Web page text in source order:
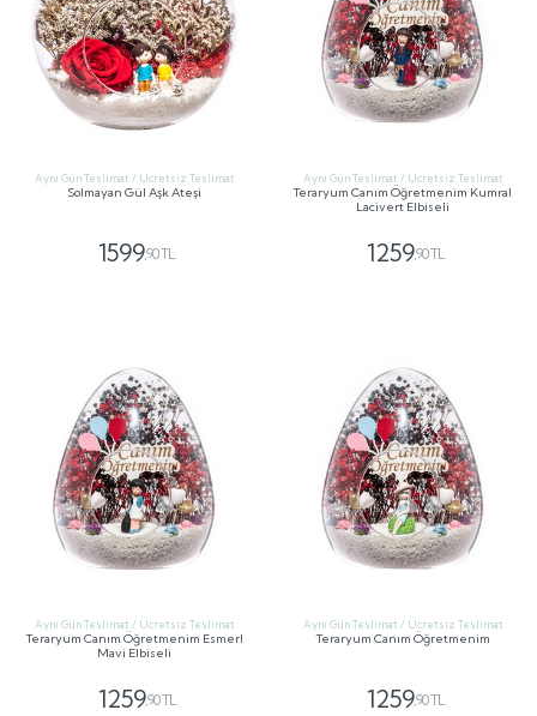
Aynı Gün Teslimat / Ücretsiz Teslimat
Solmayan Gül Aşk Ateşi
1599,90 TL
Aynı Gün Teslimat / Ücretsiz Teslimat
Teraryum Canım Öğretmenim Kumral
Lacivert Elbiseli
1259,90 TL
Aynı Gün Teslimat / Ücretsiz Teslimat
Teraryum Canım Öğretmenim Esmerl
Mavi Elbiseli
1259,90 TL
Aynı Gün Teslimat / Ücretsiz Teslimat
Teraryum Canım Öğretmenim
1259,90 TL